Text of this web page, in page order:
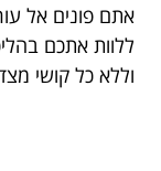
אתם פונים אל
ללוות אתכם
וללא כל קושי